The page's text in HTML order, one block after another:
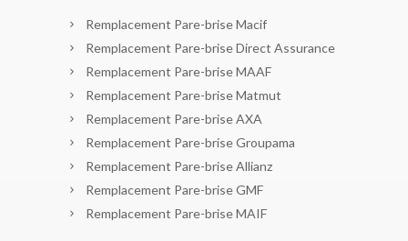
Remplacement Pare-brise Macif
Remplacement Pare-brise Direct Assurance
Remplacement Pare-brise MAAF
Remplacement Pare-brise Matmut
Remplacement Pare-brise AXA
Remplacement Pare-brise Groupama
Remplacement Pare-brise Allianz
Remplacement Pare-brise GMF
Remplacement Pare-brise MAIF